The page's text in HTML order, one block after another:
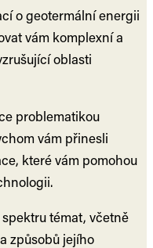
o geotermální energii
vám komplexní a
oblasti
problematikou
vám přinesli
které vám pomohou
témat, včetně
způsobů jejího